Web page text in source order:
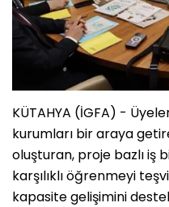
KÜTAHYA (İGFA) -
kurumları bir araya
oluşturan, proje bazlı iş
karşılıklı öğrenmeyi
kapasite gelişimini